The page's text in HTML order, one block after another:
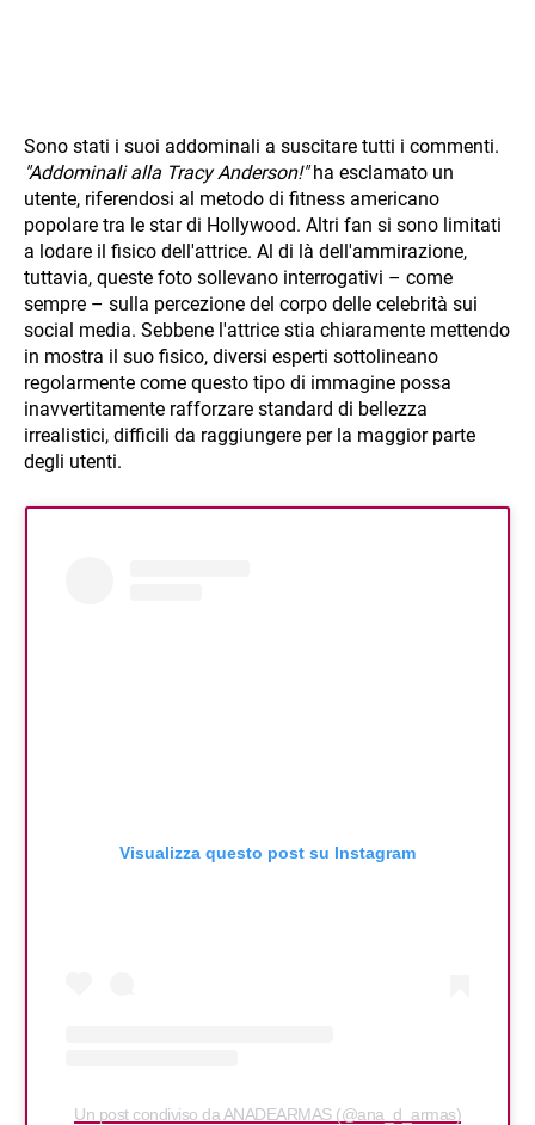
Sono stati i suoi addominali a suscitare tutti i commenti.
"Addominali alla Tracy Anderson!"ha esclamato un
utente, riferendosi al metodo di fitness americano
popolare tra le star di Hollywood. Altri fan si sono limitati
a lodare il fisico dell'attrice. Al di là dell'ammirazione,
tuttavia, queste foto sollevano interrogativi – come
sempre – sulla percezione del corpo delle celebrità sui
social media. Sebbene l'attrice stia chiaramente mettendo
in mostra il suo fisico, diversi esperti sottolineano
regolarmente come questo tipo di immagine possa
inavvertitamente rafforzare standard di bellezza
irrealistici, difficili da raggiungere per la maggior parte
degli utenti.
Visualizza questo post su Instagram
Un post condiviso da ANADEARMAS (@ana_d_armas)